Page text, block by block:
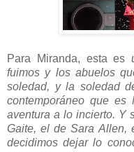
Para Miranda, esta es
fuimos y los abuelos
soledad, y la soledad
contemporáneo que es
aventura a lo incierto. Y
Gaite, el de Sara Allen,
decidimos dejar lo